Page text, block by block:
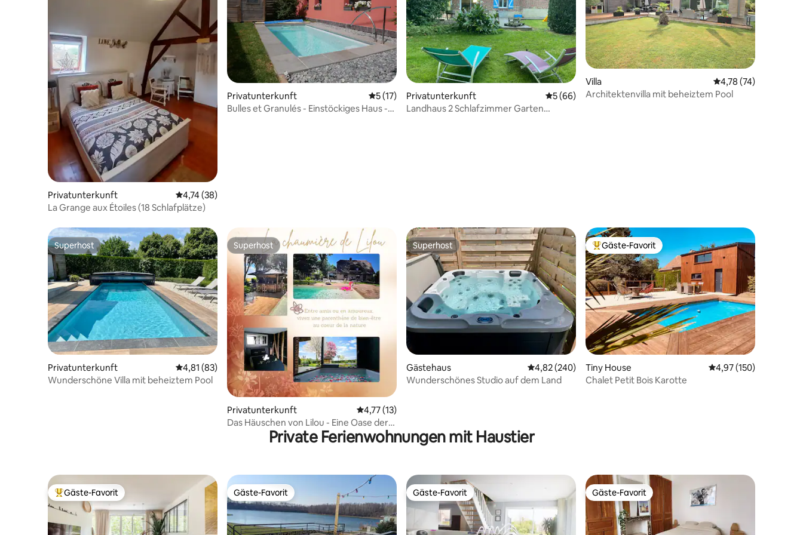
Privatunterkunft Durchschnittliche Bewertung: 4,74 von 5, 38 Bewertungen
4,74 (38)
La Grange aux Étoiles (18 Schlafplätze)
Privatunterkunft Durchschnittliche Bewertung: 5 von 5, 17 Bewertungen
5 (17)
Bulles et Granulés - Einstöckiges Haus -
Privatunterkunft Durchschnittliche Bewertung: 5 von 5, 66 Bewertungen
5 (66)
Landhaus 2 Schlafzimmer Garten
Villa Durchschnittliche
4,78 (74)
Architektenvilla mit beheiztem Pool
Superhost
Superhost
Privatunterkunft Durchschnittliche Bewertung: 4,81 von 5, 83 Bewertungen
4,81 (83)
Wunderschöne Villa mit beheiztem Pool
Superhost
Superhost
Privatunterkunft Durchschnittliche Bewertung: 4,77 von 5, 13 Bewertungen
4,77 (13)
Das Häuschen von Lilou - Eine Oase der
Ruhe auf dem Land
Superhost
Superhost
Gästehaus Durchschnittliche Bewertung: 4,82 von 5, 240 Bewertungen
4,82 (240)
Wunderschönes Studio auf dem Land
Beliebter Gäste-Favorit.
Gäste-Favorit
Tiny House Durchschnittliche
4,97 (150)
Chalet Petit Bois Karotte
Private Ferienwohnungen mit Haustier
Beliebter Gäste-Favorit.
Gäste-Favorit Gäste-Favorit
Gäste-Favorit Gäste-Favorit
Gäste-Favorit Gäste-Favorit
Gäste-Favorit